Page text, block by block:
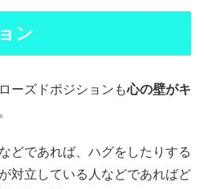
ン
ーズドポジションも心の壁がキ
どであれば、ハグをしたりする
対立している人などであればど